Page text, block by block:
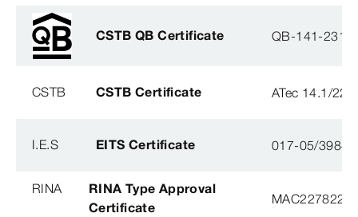
CSTB QB Certificate QB-141-
CSTB CSTB Certificate ATec 14.1/22-
I.E.S EITS Certificate 017-05/3984-
RINA
RINA Type Approval
Certificate